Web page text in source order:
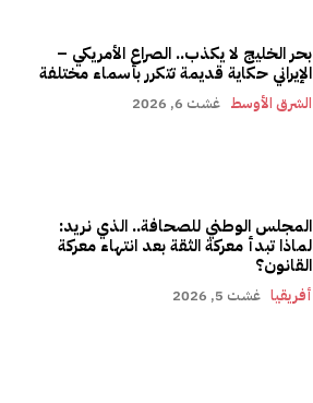
بحر الخليج لا يكذب.. الصراع الأمريكي –
الإيراني حكاية قديمة تتكرر بأسماء مختلفة
الشرق الأوسط غشت 6, 2026
المجلس الوطني للصحافة.. الذي نريد:
لماذا تبدأ معركة الثقة بعد انتهاء معركة
القانون؟
أفريقيا غشت 5, 2026